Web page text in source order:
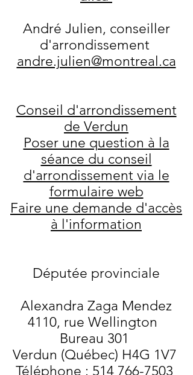
André Julien, conseiller
d'arrondissement
andre.julien@montreal.ca
Conseil d'arrondissement
de Verdun
Poser une question à la
séance du conseil
d'arrondissement via le
formulaire web
Faire une demande d'accès
à l'information
Députée provinciale
Alexandra Zaga Mendez
4110, rue Wellington
Bureau 301
Verdun (Québec) H4G 1V7
Téléphone : 514 766-7503